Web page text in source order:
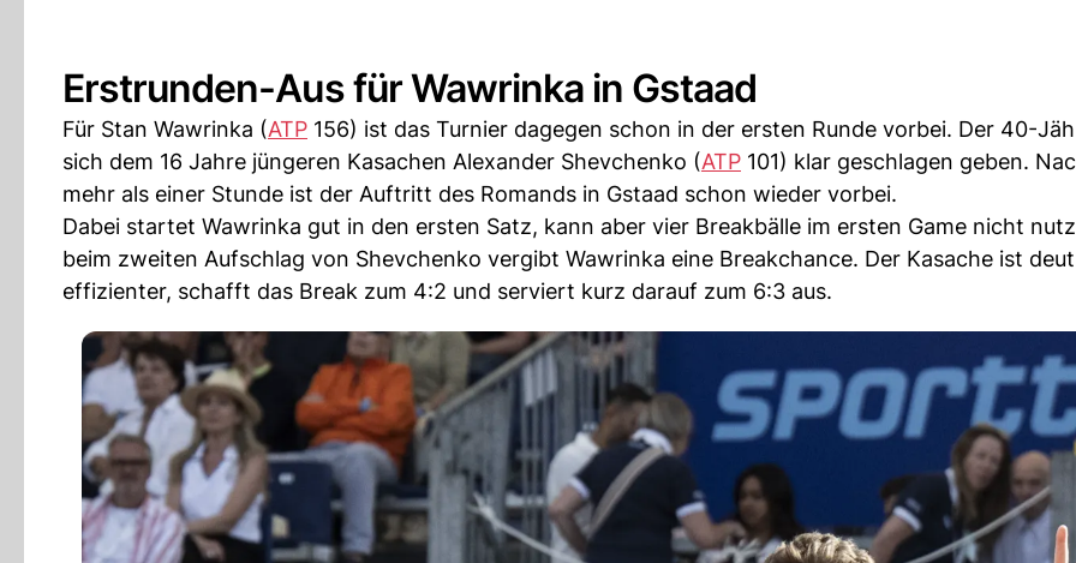
Erstrunden-Aus für Wawrinka in Gstaad
Für Stan Wawrinka (ATP 156) ist das Turnier dagegen schon in der ersten Runde vorbei. Der 40-
sich dem 16 Jahre jüngeren Kasachen Alexander Shevchenko (ATP 101) klar geschlagen geben.
mehr als einer Stunde ist der Auftritt des Romands in Gstaad schon wieder vorbei.
Dabei startet Wawrinka gut in den ersten Satz, kann aber vier Breakbälle im ersten Game nicht
beim zweiten Aufschlag von Shevchenko vergibt Wawrinka eine Breakchance. Der Kasache ist
effizienter, schafft das Break zum 4:2 und serviert kurz darauf zum 6:3 aus.